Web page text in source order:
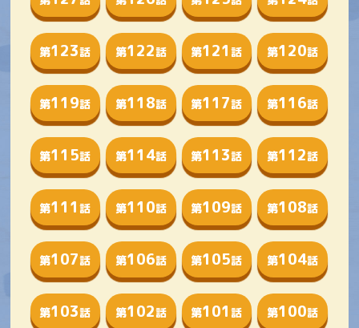
第123話 第122話 第121話 第120話
第119話 第118話 第117話 第116話
第115話 第114話 第113話 第112話
第111話 第110話 第109話 第108話
第107話 第106話 第105話 第104話
第103話 第102話 第101話 第100話